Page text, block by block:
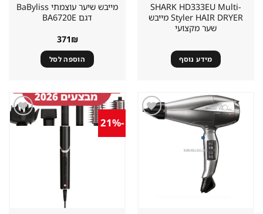
SHARK HD333EU Multi-
Styler HAIR DRYER מייבש
שער מקצועי
מידע נוסף
מייבש שיער עוצמתי BaByliss
דגם BA6720E
371₪
הוספה לסל
-21%
שמור